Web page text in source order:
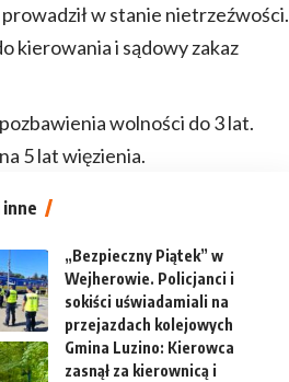
w stanie nietrzeźwości.
kierowania i sądowy zakaz
wolności do 3 lat.
5 lat więzienia.
inne
„Bezpieczny Piątek” w
Wejherowie. Policjanci i
sokiści uświadamiali na
przejazdach kolejowych
Gmina Luzino: Kierowca
zasnął za kierownicą i